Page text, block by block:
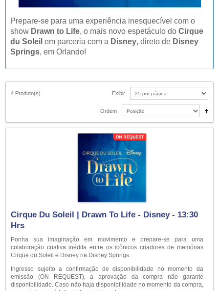
Prepare-se para uma experiência inesquecível com o
show Drawn to Life, o mais novo espetáculo do Cirque
du Soleil em parceria com a Disney, direto de Disney
Springs, em Orlando!
4 Produto(s) Exibir
Ordem
Cirque Du Soleil | Drawn To Life - Disney - 13:30
Hrs
Ponha sua imaginação em movimento e prepare-se para uma
colaboração criativa inédita entre os icônicos criadores de memórias
Cirque du Soleil e Disney na Disney Springs.
Ingresso sujeito a confirmação de disponibilidade no momento da
emissão (ON REQUEST), a aprovação da compra não garante
disponibilidade. Caso não haja disponibilidade no momento da compra,